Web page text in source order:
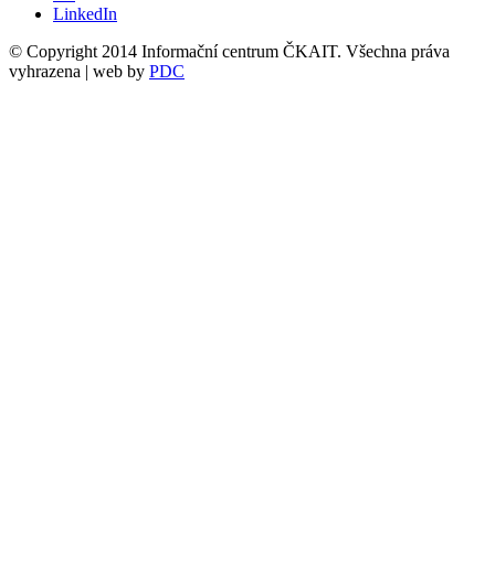
LinkedIn
© Copyright 2014 Informační centrum ČKAIT. Všechna práva
vyhrazena | web by PDC